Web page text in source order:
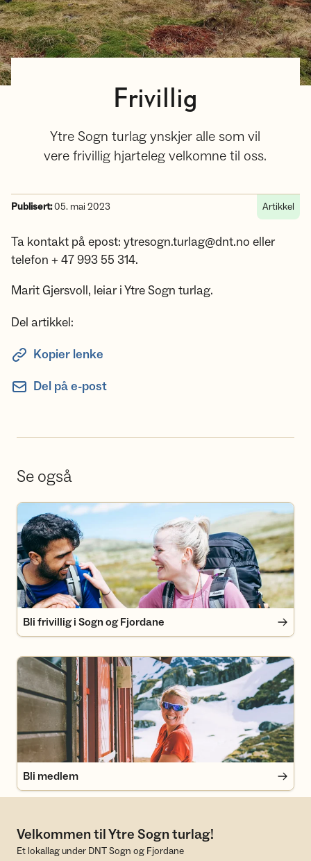
Frivillig
Ytre Sogn turlag ynskjer alle som vil
vere frivillig hjarteleg velkomne til oss.
Publisert:05. mai 2023 Artikkel
Ta kontakt på epost: ytresogn.turlag@dnt.no eller
telefon + 47 993 55 314.
Marit Gjersvoll, leiar i Ytre Sogn turlag.
Del artikkel:
Kopier lenke
Del på e-post
Se også
Bli frivillig i Sogn og Fjordane
Bli frivillig i Sogn og Fjordane
Bli medlem
Bli medlem
Velkommen til Ytre Sogn turlag!
Et lokallag under DNT Sogn og Fjordane